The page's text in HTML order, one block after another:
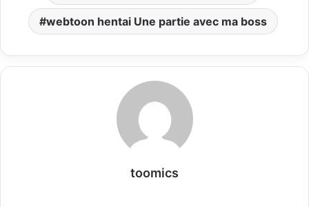
webtoon hentai Une partie avec ma boss
toomics